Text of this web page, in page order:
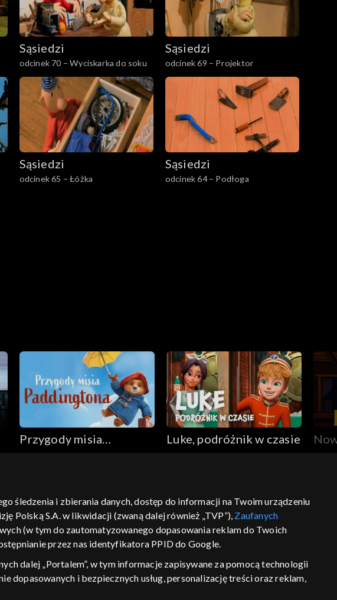
Sąsiedzi
odcinek 70 – Wyciskarka do soku
Sąsiedzi
odcinek 69 – Projektor
Sąsiedzi
odcinek 65 – Łóżka
Sąsiedzi
odcinek 64 – Podłoga
Przygody misia
Luke, podróżnik w czasie
dostępność informacje o dostawcy usług
śledzenia i zbierania danych, dostęp do informacji na Twoim urządzeniu
Polską S.A. w likwidacji (zwaną dalej również „TVP”), Zaufanych
(w tym do zautomatyzowanego dopasowania reklam do Twoich
przez nas identyfikatora PPID do Google.
dalej „Portalem”, w tym informacje zapisywane za pomocą technologii
i bezpiecznych usług, personalizację treści oraz reklam,